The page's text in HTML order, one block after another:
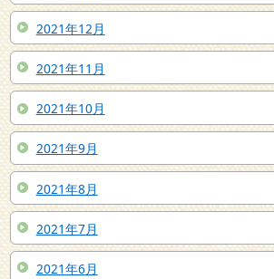
2021年12月
2021年11月
2021年10月
2021年9月
2021年8月
2021年7月
2021年6月